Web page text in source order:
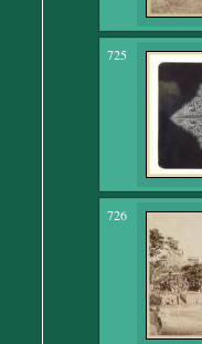
725
726